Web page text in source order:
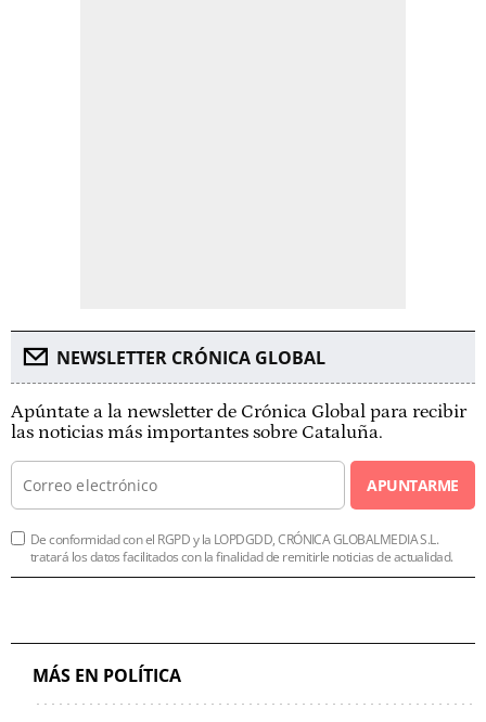
NEWSLETTER CRÓNICA GLOBAL
Apúntate a la newsletter de Crónica Global para recibir
las noticias más importantes sobre Cataluña.
APUNTARME
De conformidad con el RGPD y la LOPDGDD, CRÓNICA GLOBALMEDIA S.L.
tratará los datos facilitados con la finalidad de remitirle noticias de actualidad.
MÁS EN POLÍTICA